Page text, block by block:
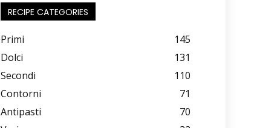
RECIPE CATEGORIES
Primi
145
Dolci
131
Secondi
110
Contorni
71
Antipasti
70